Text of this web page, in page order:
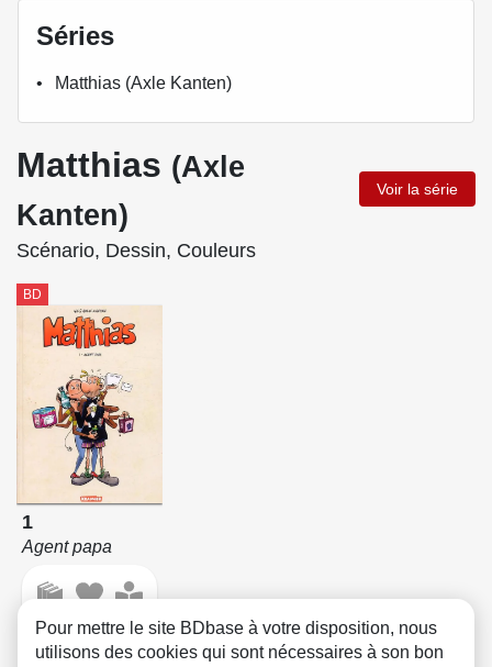
Séries
Matthias (Axle Kanten)
Matthias (Axle
Kanten)
Voir la série
Scénario, Dessin, Couleurs
BD
1
Agent papa
Pour mettre le site BDbase à votre disposition, nous
utilisons des cookies qui sont nécessaires à son bon